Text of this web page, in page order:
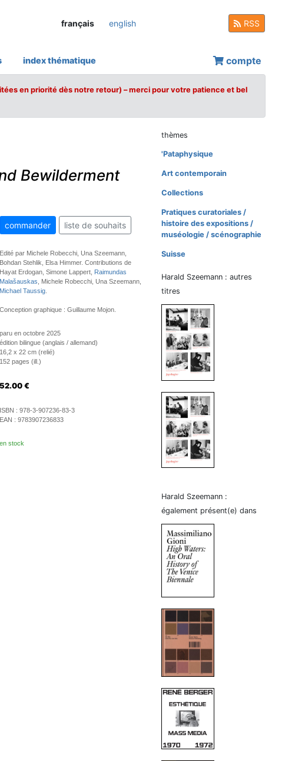
français english RSS
index thématique compte
en priorité dès notre retour) – merci pour votre patience et bel
Bewilderment
commander liste de souhaits
Edité par Michele Robecchi, Una Szeemann,
Bohdan Stehlik, Elsa Himmer. Contributions de
Hayat Erdogan, Simone Lappert, Raimundas
Malašauskas , Michele Robecchi, Una Szeemann,
Michael Taussig.
Conception graphique : Guillaume Mojon.
paru en octobre 2025
édition bilingue (anglais / allemand)
16,2 x 22 cm (relié)
152 pages (ill.)
52.00 €
ISBN : 978-3-907236-83-3
EAN : 9783907236833
en stock
thèmes
'Pataphysique
Art contemporain
Collections
Pratiques curatoriales /
histoire des expositions /
muséologie / scénographie
Suisse
Harald Szeemann : autres
titres
Harald Szeemann :
également présent(e) dans